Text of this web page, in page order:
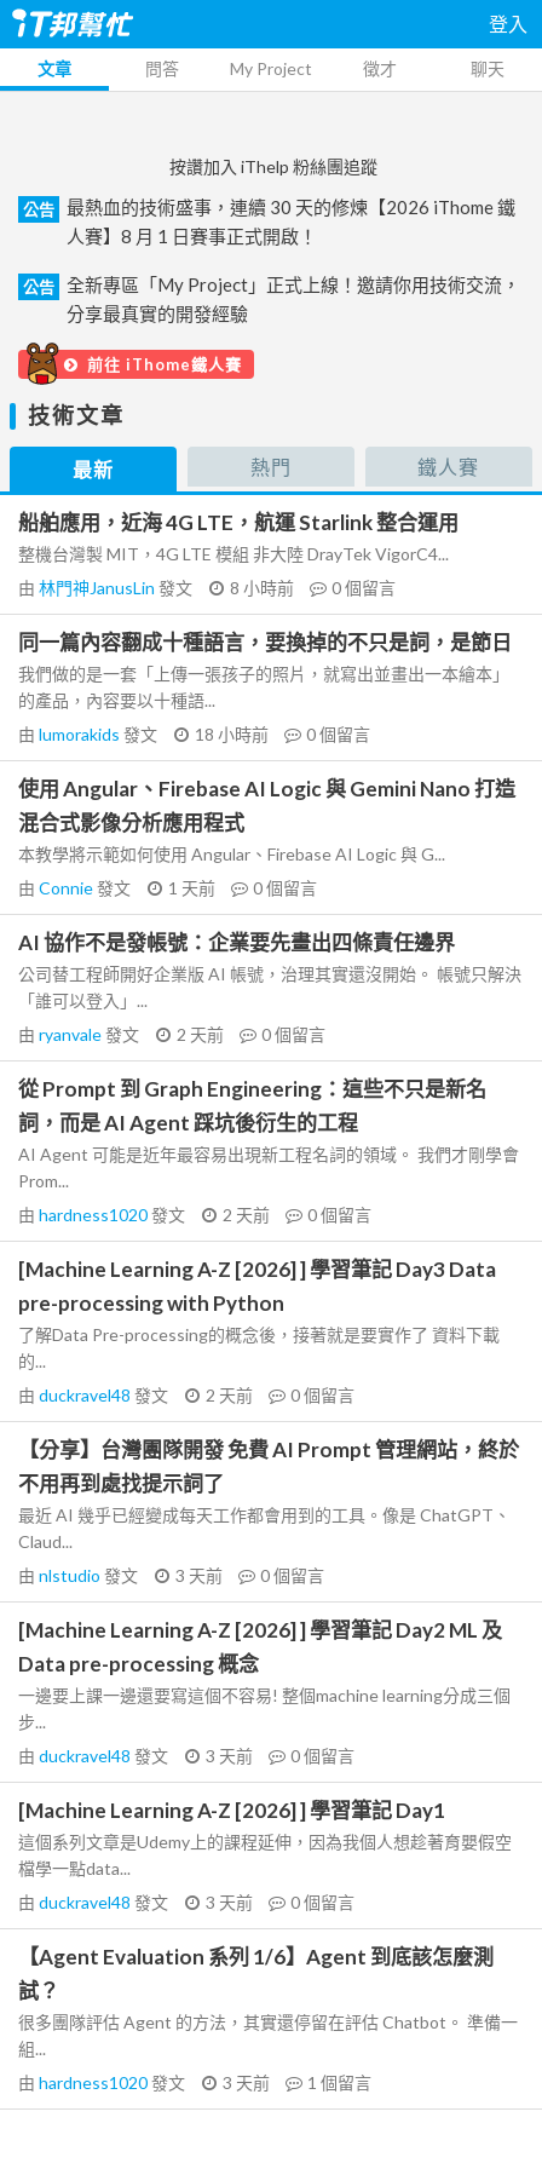
登入
文章 問答 My Project 徵才 聊天
按讚加入 iThelp 粉絲團追蹤
公告
最熱血的技術盛事，連續 30 天的修煉【2026 iThome 鐵
人賽】8 月 1 日賽事正式開啟！
公告
全新專區「My Project」正式上線！邀請你用技術交流，
分享最真實的開發經驗
前往 iThome鐵人賽
技術文章
最新 熱門 鐵人賽
船舶應用，近海 4G LTE，航運 Starlink 整合運用
整機台灣製 MIT，4G LTE 模組 非大陸 DrayTek VigorC4...
由 林門神JanusLin 發文 8 小時前 0個留言
同一篇內容翻成十種語言，要換掉的不只是詞，是節日
我們做的是一套「上傳一張孩子的照片，就寫出並畫出一本繪本」
的產品，內容要以十種語...
由 lumorakids 發文 18 小時前 0個留言
使用 Angular、Firebase AI Logic 與 Gemini Nano 打造
混合式影像分析應用程式
本教學將示範如何使用 Angular、Firebase AI Logic 與 G...
由 Connie發文 1 天前 0個留言
AI 協作不是發帳號：企業要先畫出四條責任邊界
公司替工程師開好企業版 AI 帳號，治理其實還沒開始。 帳號只解決
「誰可以登入」...
由 ryanvale發文 2 天前 0個留言
從 Prompt 到 Graph Engineering：這些不只是新名
詞，而是 AI Agent 踩坑後衍生的工程
AI Agent 可能是近年最容易出現新工程名詞的領域。 我們才剛學會
Prom...
由 hardness1020發文 2 天前 0個留言
[Machine Learning A-Z [2026] ] 學習筆記 Day3 Data
pre-processing with Python
了解Data Pre-processing的概念後，接著就是要實作了 資料下載
的...
由 duckravel48 發文 2 天前 0個留言
【分享】台灣團隊開發 免費 AI Prompt 管理網站，終於
不用再到處找提示詞了
最近 AI 幾乎已經變成每天工作都會用到的工具。像是 ChatGPT、
Claud...
由 nlstudio 發文 3 天前 0個留言
[Machine Learning A-Z [2026] ] 學習筆記 Day2 ML 及
Data pre-processing 概念
一邊要上課一邊還要寫這個不容易! 整個machine learning分成三個
步...
由 duckravel48 發文 3 天前 0個留言
[Machine Learning A-Z [2026] ] 學習筆記 Day1
這個系列文章是Udemy上的課程延伸，因為我個人想趁著育嬰假空
檔學一點data...
由 duckravel48 發文 3 天前 0個留言
【Agent Evaluation 系列 1/6】Agent 到底該怎麼測
試？
很多團隊評估 Agent 的方法，其實還停留在評估 Chatbot。 準備一
組...
由 hardness1020發文 3 天前 1 個留言